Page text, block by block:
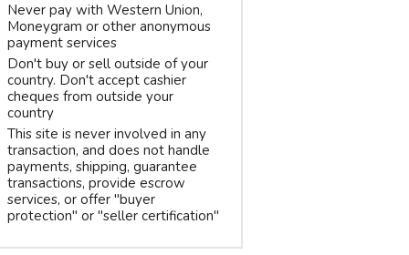
Never pay with Western Union,
Moneygram or other anonymous
payment services
Don't buy or sell outside of your
country. Don't accept cashier
cheques from outside your
country
This site is never involved in any
transaction, and does not handle
payments, shipping, guarantee
transactions, provide escrow
services, or offer "buyer
protection" or "seller certification"